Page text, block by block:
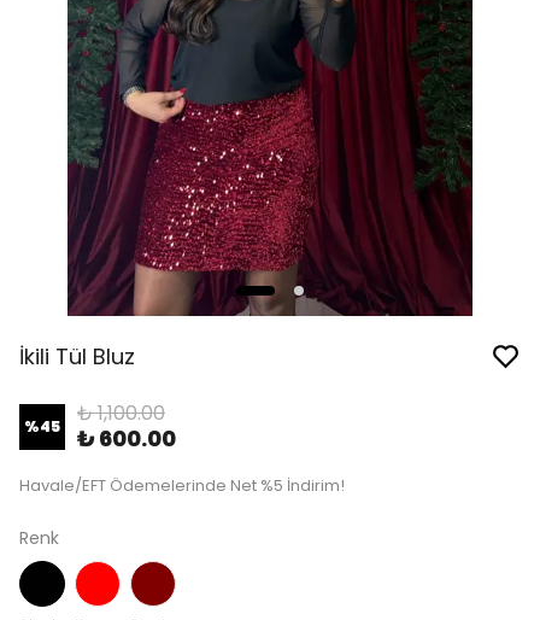
İkili Tül Bluz
%45 ₺ 1,100.00
₺ 600.00
Havale/EFT Ödemelerinde Net %5 İndirim!
Renk